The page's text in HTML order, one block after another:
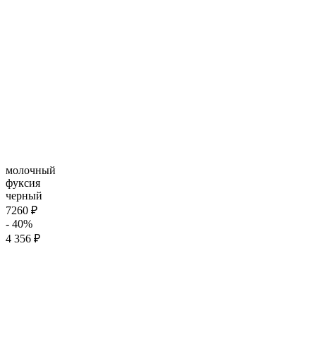
молочный
фуксия
черный
7260 ₽
- 40%
4 356 ₽